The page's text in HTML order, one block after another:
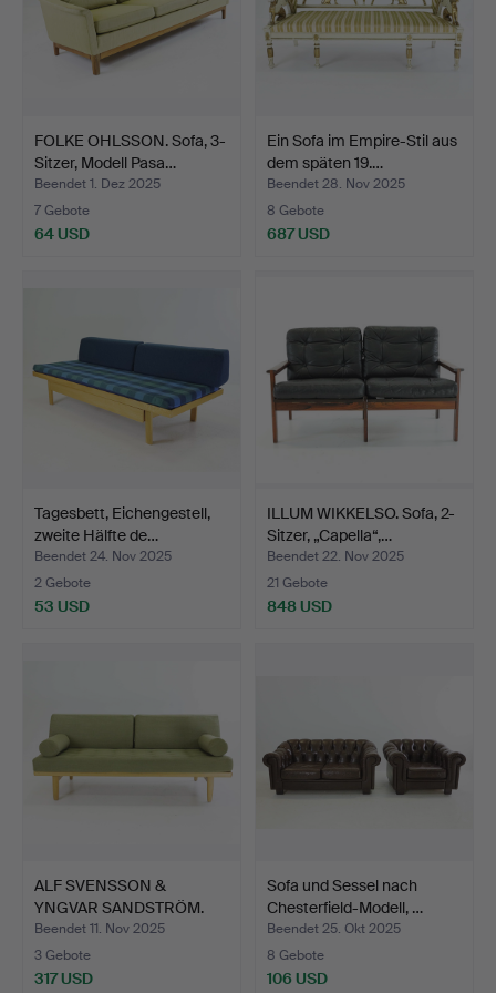
FOLKE OHLSSON. Sofa, 3-
Sitzer, Modell Pasa…
Beendet 1. Dez 2025
7 Gebote
64 USD
Ein Sofa im Empire-Stil aus
dem späten 19.…
Beendet 28. Nov 2025
8 Gebote
687 USD
Tagesbett, Eichengestell,
zweite Hälfte de…
Beendet 24. Nov 2025
2 Gebote
53 USD
ILLUM WIKKELSO. Sofa, 2-
Sitzer, „Capella“,…
Beendet 22. Nov 2025
21 Gebote
848 USD
ALF SVENSSON &
YNGVAR SANDSTRÖM.
Tagesbett…
Beendet 11. Nov 2025
3 Gebote
317 USD
Sofa und Sessel nach
Chesterfield-Modell, …
Beendet 25. Okt 2025
8 Gebote
106 USD